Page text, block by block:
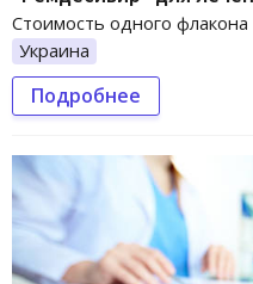
Стоимость одного флакона
Украина
Подробнее